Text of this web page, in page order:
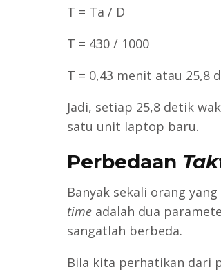
T = Ta / D
T = 430 / 1000
T = 0,43 menit atau 25,8
Jadi, setiap 25,8 detik
satu unit laptop baru.
Perbedaan
Banyak sekali orang
timeadalah dua
sangatlah berbeda.
Bila kita perhatikan dari